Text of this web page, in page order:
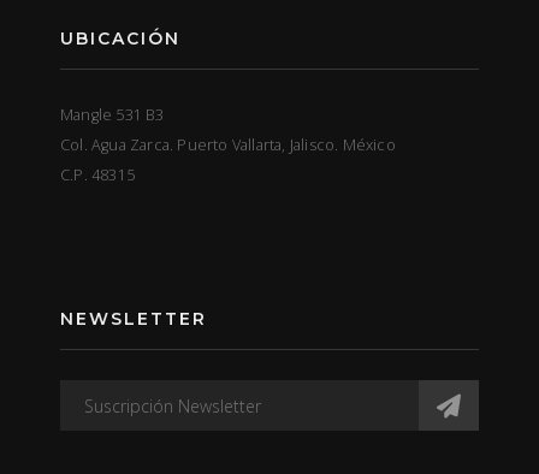
UBICACIÓN
Mangle 531 B3
Col. Agua Zarca. Puerto Vallarta, Jalisco. México
C.P. 48315
NEWSLETTER